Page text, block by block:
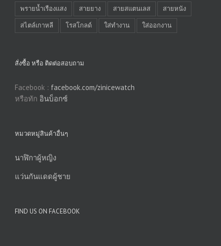
พรายน้ำเรืองแสง
สายยาง สายสแตนเลส
สายหนัง
สไตล์เกาหลี
โรสโกลด์ ใส่ทำงาน ใส่ออกงาน
สั่งซื้อ หรือ ติดต่อสอบถาม
Facebook : facebook.com/zinicewatch
หรือทัก อินบ็อกซ์
หมวดหมู่สินค้าอื่นๆ
นาฬิกาผู้หญิง
แว่นกันแดดผู้ชาย
FIND US ON FACEBOOK